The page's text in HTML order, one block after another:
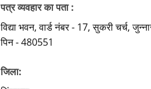
पत्र व्यवहार का पता :
विद्या भवन, वार्ड नंबर - 17, सुकरी चर्च,
पिन - 480551
जिला: